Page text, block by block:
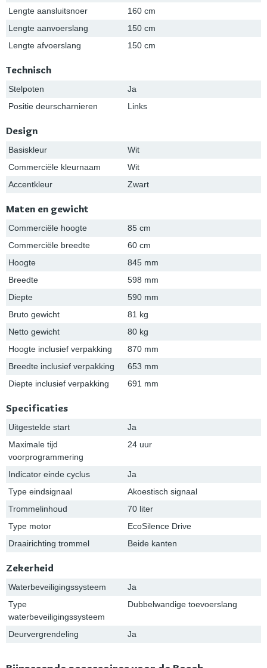
Lengte aansluitsnoer
160 cm
Lengte aanvoerslang
150 cm
Lengte afvoerslang
150 cm
Technisch
Stelpoten
Ja
Positie deurscharnieren
Links
Design
Basiskleur
Wit
Commerciële kleurnaam
Wit
Accentkleur
Zwart
Maten en gewicht
Commerciële hoogte
85 cm
Commerciële breedte
60 cm
Hoogte
845 mm
Breedte
598 mm
Diepte
590 mm
Bruto gewicht
81 kg
Netto gewicht
80 kg
Hoogte inclusief verpakking
870 mm
Breedte inclusief verpakking
653 mm
Diepte inclusief verpakking
691 mm
Specificaties
Uitgestelde start
Ja
Maximale tijd
voorprogrammering
24 uur
Indicator einde cyclus
Ja
Type eindsignaal
Akoestisch signaal
Trommelinhoud
70 liter
Type motor
EcoSilence Drive
Draairichting trommel
Beide kanten
Zekerheid
Waterbeveiligingssysteem
Ja
Type
waterbeveiligingssysteem
Dubbelwandige toevoerslang
Deurvergrendeling Ja